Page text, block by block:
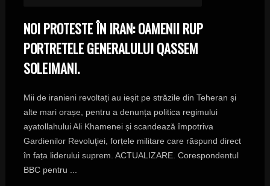
NOI PROTESTE ÎN IRAN: OAMENII RUP
PORTRETELE GENERALULUI QASSEM
SOLEIMANI.
Mii de iranieni revoltați au ieșit pe străzile din Teheran și
alte mari orașe, pentru a denunța politica regimului
ayatollahului Ali Khamenei și scandează împotriva
Gardienilor Revoluţiei, forțele militare care răspund direct
în fața liderului suprem. ACTUALIZARE. Corespondentul
BBC pentru ...